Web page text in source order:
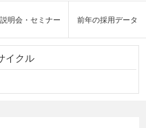
説明会・セミナー 前年の採用データ
イクル